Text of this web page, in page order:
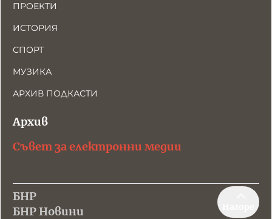
ПРОЕКТИ
ИСТОРИЯ
СПОРТ
МУЗИКА
АРХИВ ПОДКАСТИ
Архив
Съвет за електронни медии
БНР
БНР Новини